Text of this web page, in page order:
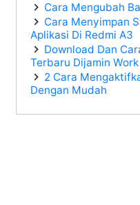
Cara Mengubah
Cara Menyimpan
Aplikasi Di Redmi A3
Download Dan
Terbaru Dijamin Work
2 Cara
Dengan Mudah